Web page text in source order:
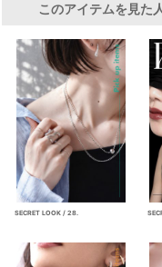
このアイテムを見た
SECRET LOOK / 28.